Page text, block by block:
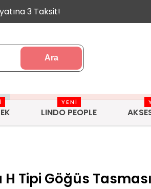
3 Taksit!
Ara
YENİ
LINDO PEOPLE
Tipi Göğüs Tasması